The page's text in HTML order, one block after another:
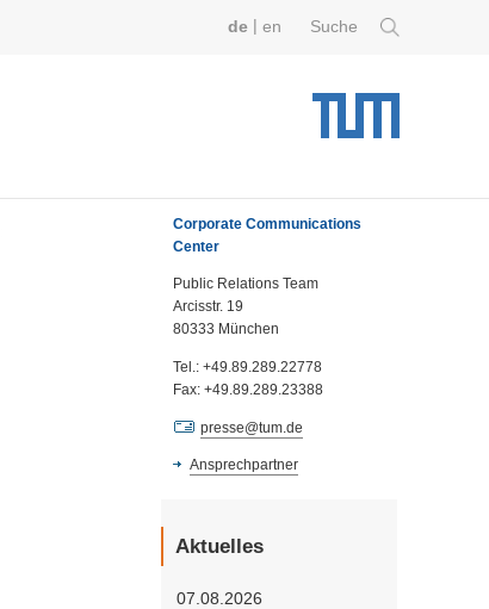
Suche
de en
Corporate Communications
Center
Public Relations Team
Arcisstr. 19
80333 München
Tel.: +49.89.289.22778
Fax: +49.89.289.23388
presse@tum.de
Ansprechpartner
Aktuelles
07.08.2026